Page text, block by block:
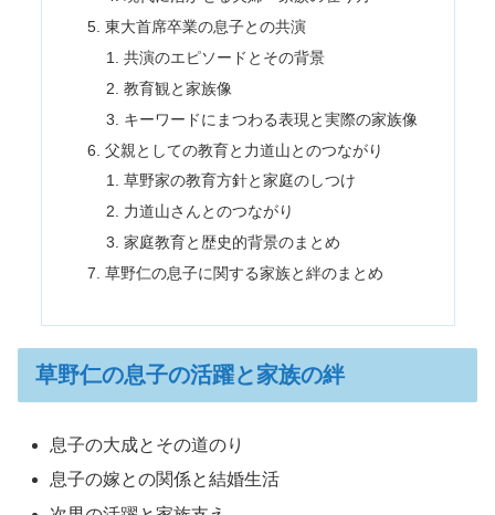
東大首席卒業の息子との共演
共演のエピソードとその背景
教育観と家族像
キーワードにまつわる表現と実際の家族像
父親としての教育と力道山とのつながり
草野家の教育方針と家庭のしつけ
力道山さんとのつながり
家庭教育と歴史的背景のまとめ
草野仁の息子に関する家族と絆のまとめ
草野仁の息子の活躍と家族の絆
息子の大成とその道のり
息子の嫁との関係と結婚生活